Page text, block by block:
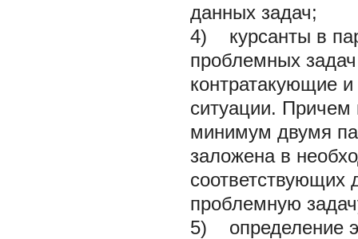
данных задач;
4) курсанты в
проблемных
контратакующие
ситуации. Причем
минимум двумя
заложена в
проблемную
5) определение